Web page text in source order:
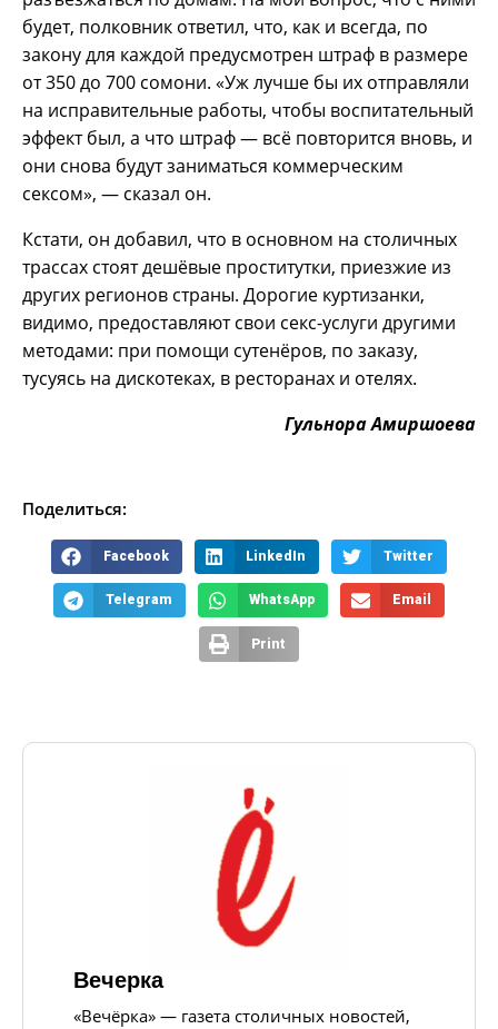
будет, полковник ответил, что, как и всегда, по
закону для каждой предусмотрен штраф в размере
от 350 до 700 сомони. «Уж лучше бы их отправляли
на исправительные работы, чтобы воспитательный
эффект был, а что штраф — всё повторится вновь, и
они снова будут заниматься коммерческим
сексом», — сказал он.
Кстати, он добавил, что в основном на столичных
трассах стоят дешёвые проститутки, приезжие из
других регионов страны. Дорогие куртизанки,
видимо, предоставляют свои секс-услуги другими
методами: при помощи сутенёров, по заказу,
тусуясь на дискотеках, в ресторанах и отелях.
Гульнора Амиршоева
Поделиться:
Facebook LinkedIn Twitter
Telegram WhatsApp Email
Print
Вечерка
«Вечёрка» — газета столичных новостей,